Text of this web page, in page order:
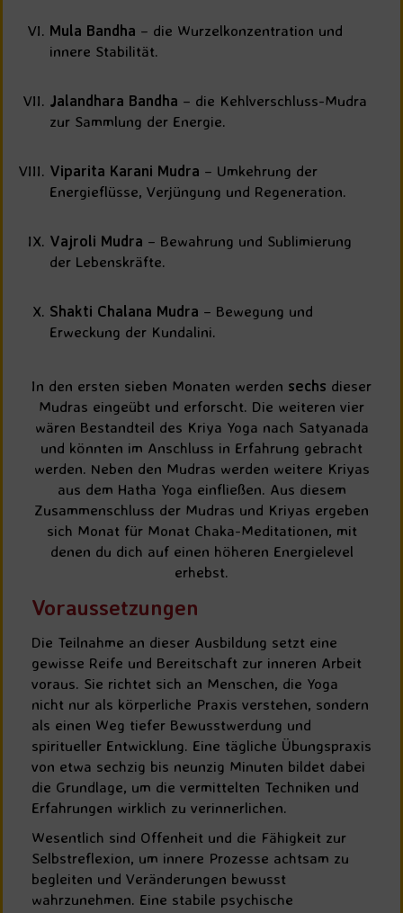
Mula Bandha – die Wurzelkonzentration und
innere Stabilität.
Jalandhara Bandha – die Kehlverschluss-Mudra
zur Sammlung der Energie.
Viparita Karani Mudra – Umkehrung der
Energieflüsse, Verjüngung und Regeneration.
Vajroli Mudra – Bewahrung und Sublimierung
der Lebenskräfte.
Shakti Chalana Mudra – Bewegung und
Erweckung der Kundalini.
In den ersten sieben Monaten werden sechs dieser
Mudras eingeübt und erforscht. Die weiteren vier
wären Bestandteil des Kriya Yoga nach Satyanada
und könnten im Anschluss in Erfahrung gebracht
werden. Neben den Mudras werden weitere Kriyas
aus dem Hatha Yoga einfließen. Aus diesem
Zusammenschluss der Mudras und Kriyas ergeben
sich Monat für Monat Chaka-Meditationen, mit
denen du dich auf einen höheren Energielevel
erhebst.
Voraussetzungen
Die Teilnahme an dieser Ausbildung setzt eine
gewisse Reife und Bereitschaft zur inneren Arbeit
voraus. Sie richtet sich an Menschen, die Yoga
nicht nur als körperliche Praxis verstehen, sondern
als einen Weg tiefer Bewusstwerdung und
spiritueller Entwicklung. Eine tägliche Übungspraxis
von etwa sechzig bis neunzig Minuten bildet dabei
die Grundlage, um die vermittelten Techniken und
Erfahrungen wirklich zu verinnerlichen.
Wesentlich sind Offenheit und die Fähigkeit zur
Selbstreflexion, um innere Prozesse achtsam zu
begleiten und Veränderungen bewusst
wahrzunehmen. Eine stabile psychische